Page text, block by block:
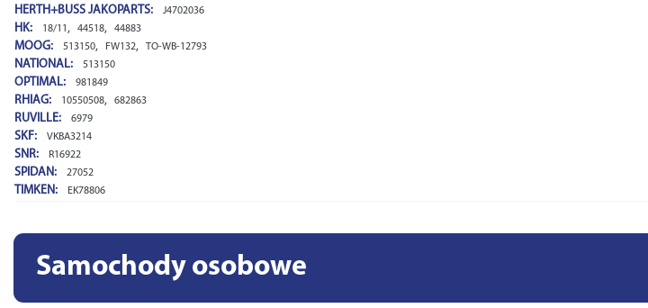
HERTH+BUSS JAKOPARTS: J4702036
HK: 18/11 , 44518, 44883
MOOG: 513150, FW132, TO-WB-12793
NATIONAL: 513150
OPTIMAL: 981849
RHIAG: 10550508, 682863
RUVILLE: 6979
SKF: VKBA3214
SNR: R16922
SPIDAN: 27052
TIMKEN: EK78806
Samochody osobowe